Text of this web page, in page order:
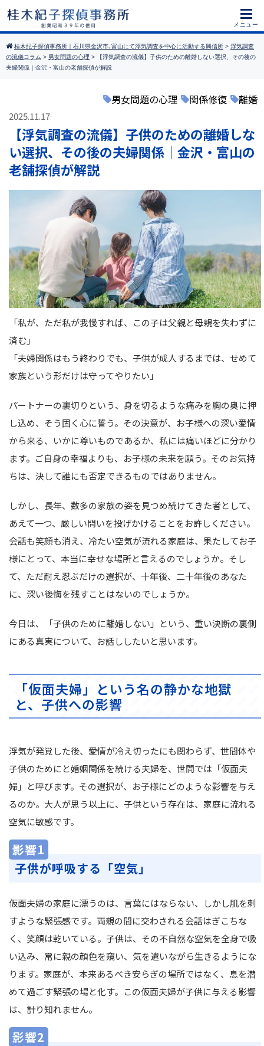
桂木紀子探偵事務所｜石川県金沢市､富山にて浮気調査を中心に活動する興信所 > 浮気調査
の流儀コラム > 男女問題の心理 >
【浮気調査の流儀】子供のための離婚しない選択、その後の
夫婦関係｜金沢・富山の老舗探偵が解説
男女問題の心理 関係修復 離婚
2025.11.17
【浮気調査の流儀】子供のための離婚しな
い選択、その後の夫婦関係｜金沢・富山の
老舗探偵が解説
「私が、ただ私が我慢すれば、この子は父親と母親を失わずに
済む」
「夫婦関係はもう終わりでも、子供が成人するまでは、せめて
家族という形だけは守ってやりたい」
パートナーの裏切りという、身を切るような痛みを胸の奥に押
し込め、そう固く心に誓う。その決意が、お子様への深い愛情
から来る、いかに尊いものであるか、私には痛いほどに分かり
ます。ご自身の幸福よりも、お子様の未来を願う。そのお気持
ちは、決して誰にも否定できるものではありません。
しかし、長年、数多の家族の姿を見つめ続けてきた者として、
あえて一つ、厳しい問いを投げかけることをお許しください。
会話も笑顔も消え、冷たい空気が流れる家庭は、果たしてお子
様にとって、本当に幸せな場所と言えるのでしょうか。そし
て、ただ耐え忍ぶだけの選択が、十年後、二十年後のあなた
に、深い後悔を残すことはないのでしょうか。
今日は、「子供のために離婚しない」という、重い決断の裏側
にある真実について、お話ししたいと思います。
「仮面夫婦」という名の静かな地獄
と、子供への影響
浮気が発覚した後、愛情が冷え切ったにも関わらず、世間体や
子供のためにと婚姻関係を続ける夫婦を、世間では「仮面夫
婦」と呼びます。その選択が、お子様にどのような影響を与え
るのか。大人が思う以上に、子供という存在は、家庭に流れる
空気に敏感です。
影響1
子供が呼吸する「空気」
仮面夫婦の家庭に漂うのは、言葉にはならない、しかし肌を刺
すような緊張感です。両親の間に交わされる会話はぎこちな
く、笑顔は乾いている。子供は、その不自然な空気を全身で吸
い込み、常に親の顔色を窺い、気を遣いながら生きるようにな
ります。家庭が、本来あるべき安らぎの場所ではなく、息を潜
めて過ごす緊張の場と化す。この仮面夫婦が子供に与える影響
は、計り知れません。
影響2